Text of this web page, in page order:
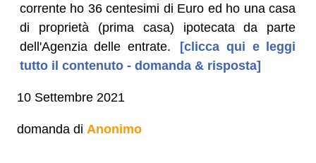
corrente ho 36 centesimi di Euro ed ho una casa
di proprietà (prima casa) ipotecata da parte
dell'Agenzia delle entrate.
[clicca qui e leggi
tutto il contenuto - domanda & risposta]
10 Settembre 2021
domanda di Anonimo